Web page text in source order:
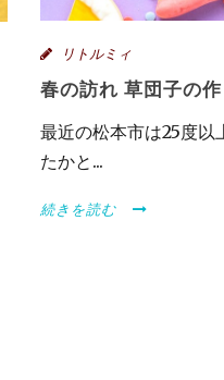
リトルミィ
春の訪れ 草団子の
最近の松本市は25度以
たかと...
続きを読む